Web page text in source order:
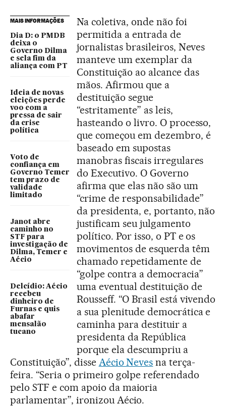
MAIS INFORMAÇÕES
Dia D: o PMDB
deixa o
Governo Dilma
e sela fim da
aliança com PT
Ideia de novas
eleições perde
voo com a
pressa de sair
da crise
política
Voto de
confiança em
Governo Temer
tem prazo de
validade
limitado
Janot abre
caminho no
STF para
investigação de
Dilma, Temer e
Aécio
Delcídio: Aécio
recebeu
dinheiro de
Furnas e quis
abafar
mensalão
tucano
Na coletiva, onde não foi
permitida a entrada de
jornalistas brasileiros, Neves
manteve um exemplar da
Constituição ao alcance das
mãos. Afirmou que a
destituição segue
“estritamente” as leis,
hasteando o livro. O processo,
que começou em dezembro, é
baseado em supostas
manobras fiscais irregulares
do Executivo. O Governo
afirma que elas não são um
“crime de responsabilidade”
da presidenta, e, portanto, não
justificam seu julgamento
político. Por isso, o PT e os
movimentos de esquerda têm
chamado repetidamente de
“golpe contra a democracia”
uma eventual destituição de
Rousseff. “O Brasil está vivendo
a sua plenitude democrática e
caminha para destituir a
presidenta da República
porque ela descumpriu a
Constituição”, disse Aécio Neves na terça-
feira. “Seria o primeiro golpe referendado
pelo STF e com apoio da maioria
parlamentar”, ironizou Aécio.